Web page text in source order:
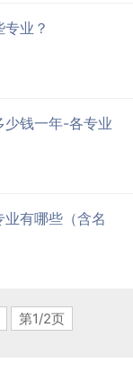
业？
少钱一年-各专业
有哪些（含名
第1/2页